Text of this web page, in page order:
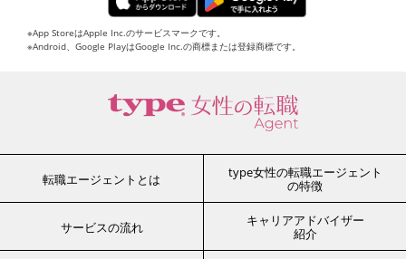
※App StoreはApple Inc.のサービスマークです。
※Android、Google PlayはGoogle Inc.の商標または登録商標です。
転職エージェントとは
type女性の転職エージェント
の特徴
サービスの流れ
キャリアアドバイザー
紹介